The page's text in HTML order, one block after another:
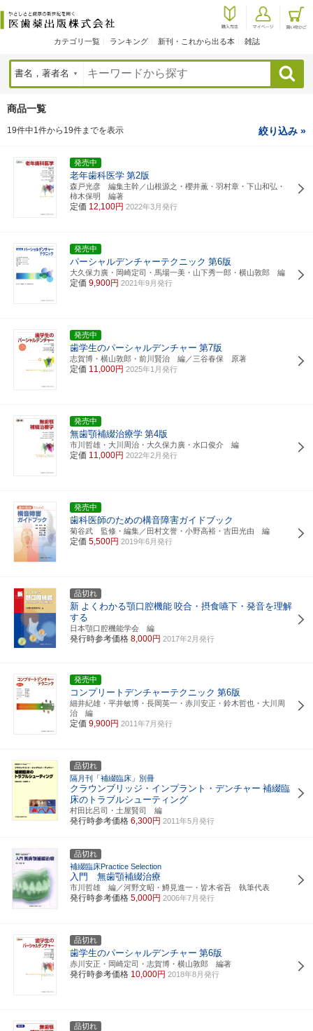
カテゴリ一覧 ランキング 新刊・これから出る本 雑誌
検索
商品一覧
19件中1件から19件までを表示 絞り込み »
発売中
老年歯科医学 第2版
森戸光彦 編集主幹／山根源之・櫻井薫・羽村章・下山和弘・
柿木保明 編著
定価 12,100円 2022年3月発行
発売中
パーシャルデンチャーテクニック 第6版
大久保力廣・岡崎定司・馬場一美・山下秀一郎・横山敦郎 編
定価 9,900円 2021年9月発行
発売中
歯学生のパーシャルデンチャー 第7版
志賀博・横山敦郎・前川賢治 編／三谷春保 原著
定価 11,000円 2025年1月発行
発売中
無歯顎補綴治療学 第4版
市川哲雄・大川周治・大久保力廣・水口俊介 編
定価 11,000円 2022年2月発行
発売中
歯科医師のための構音障害ガイドブック
菊谷武 監修・編集／田村文誉・小野高裕・吉田光由 編
定価 5,500円 2019年6月発行
品切れ
新 よくわかる顎口腔機能 咬合・摂食嚥下・発音を理解
する
日本顎口腔機能学会 編
発行時参考価格 8,000円 2017年2月発行
発売中
コンプリートデンチャーテクニック 第6版
細井紀雄・平井敏博・長岡英一・赤川安正・鈴木哲也・大川周
治 編
定価 9,900円 2011年7月発行
品切れ
隔月刊「補綴臨床」別冊
クラウンブリッジ・インプラント・デンチャー 補綴臨
床のトラブルシューティング
村田比呂司・土屋賢司 編
発行時参考価格 6,300円 2011年5月発行
品切れ
補綴臨床Practice Selection
入門 無歯顎補綴治療
市川哲雄 編／河野文昭・鱒見進一・皆木省吾 執筆代表
発行時参考価格 5,000円 2006年7月発行
品切れ
歯学生のパーシャルデンチャー 第6版
赤川安正・岡崎定司・志賀博・横山敦郎 編著
発行時参考価格 10,000円 2018年8月発行
品切れ